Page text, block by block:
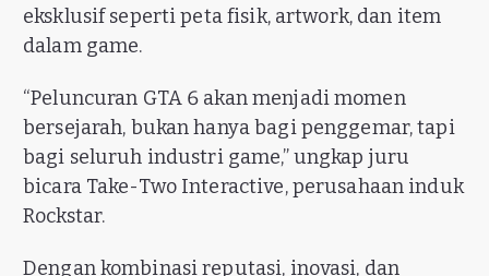
eksklusif seperti peta fisik, artwork, dan item
dalam game.
“Peluncuran GTA 6 akan menjadi momen
bersejarah, bukan hanya bagi penggemar, tapi
bagi seluruh industri game,” ungkap juru
bicara Take-Two Interactive, perusahaan induk
Rockstar.
Dengan kombinasi reputasi, inovasi, dan